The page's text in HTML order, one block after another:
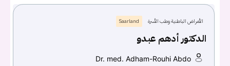
الأمراض الباطنية وطب الأسرة Saarland
الدكتور أدهم عبدو
Dr. med. Adham-Rouhi Abdo